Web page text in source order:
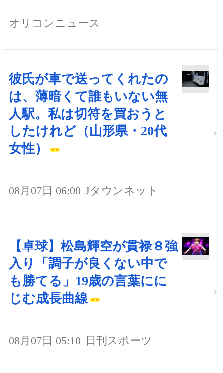
オリコンニュース
彼氏が車で送ってくれたの
は、薄暗くて誰もいない無
人駅。私は切符を買おうと
したけれど（山形県・20代
女性）
08月07日 06:00 Jタウンネット
【卓球】松島輝空が貫禄８強
入り「調子が良くない中で
も勝てる」19歳の言葉にに
じむ成長曲線
08月07日 05:10 日刊スポーツ